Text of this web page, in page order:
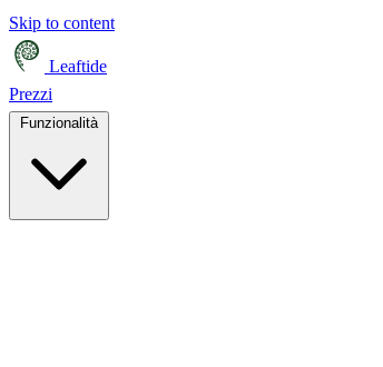
Skip to content
Leaftide
Prezzi
Funzionalità